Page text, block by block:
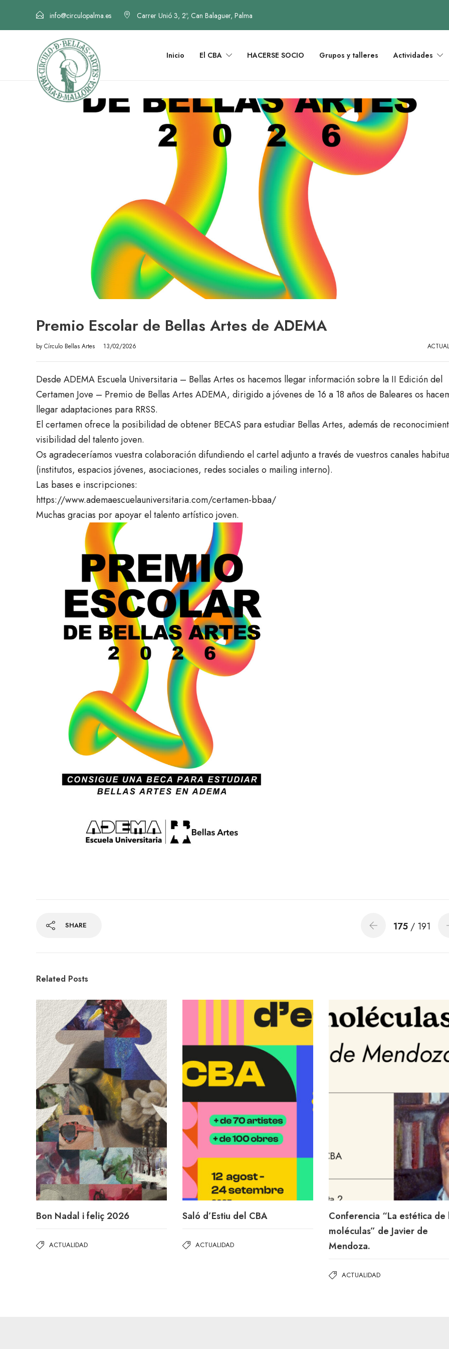
info@circulopalma.es Carrer Unió 3, 2º, Can Balaguer, Palma
Inicio El CBA HACERSE SOCIO Grupos y talleres Actividades
Premio Escolar de Bellas Artes de ADEMA
by Círculo Bellas Artes 13/02/2026
Desde ADEMA Escuela Universitaria – Bellas Artes os hacemos llegar información sobre la II Edición del
Certamen Jove – Premio de Bellas Artes ADEMA, dirigido a jóvenes de 16 a 18 años de Baleares os
llegar adaptaciones para RRSS.
El certamen ofrece la posibilidad de obtener BECAS para estudiar Bellas Artes, además de
visibilidad del talento joven.
Os agradeceríamos vuestra colaboración difundiendo el cartel adjunto a través de vuestros canales
(institutos, espacios jóvenes, asociaciones, redes sociales o mailing interno).
Las bases e inscripciones:
https://www.ademaescuelauniversitaria.com/certamen-bbaa/
Muchas gracias por apoyar el talento artístico joven.
SHARE 175 / 191
Related Posts
Bon Nadal i feliç 2026
ACTUALIDAD
Saló d’Estiu del CBA
ACTUALIDAD
Conferencia “La estética de
moléculas” de Javier de
Mendoza.
ACTUALIDAD